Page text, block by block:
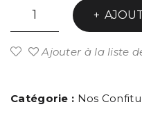
quantité
ChutneyAjouter à la liste
Catégorie : Nos